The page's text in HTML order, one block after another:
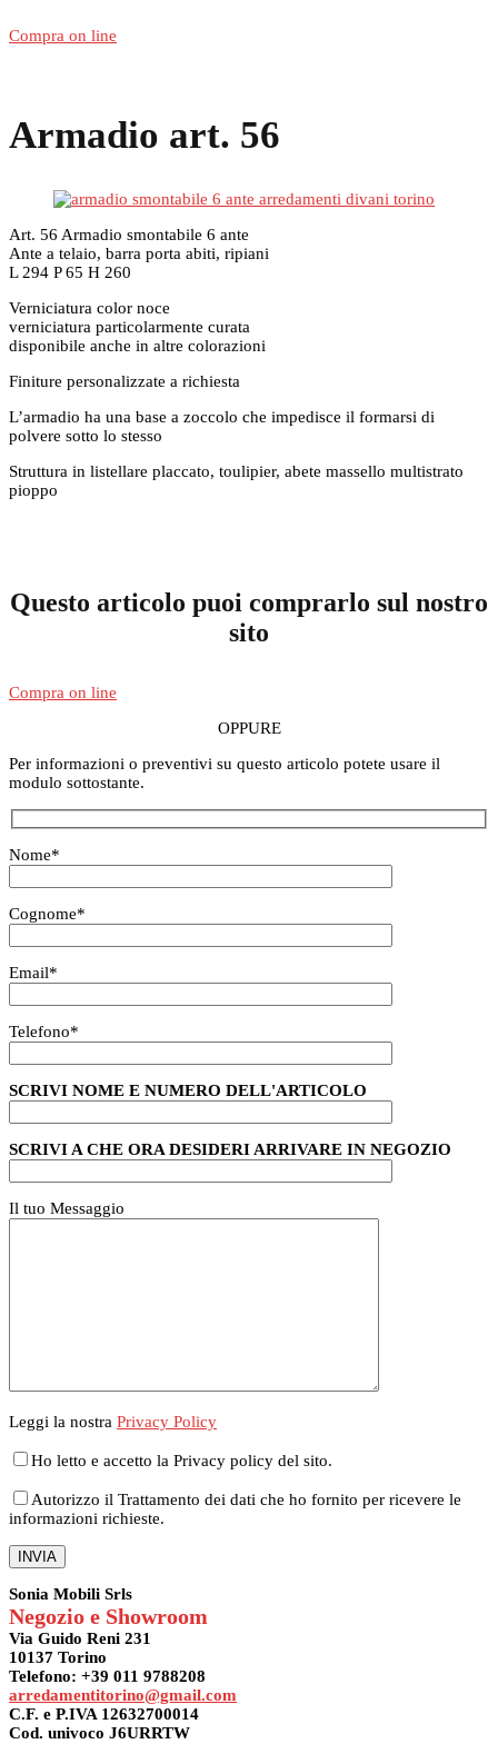
Compra on line
Armadio art. 56
Art. 56 Armadio smontabile 6 ante
Ante a telaio, barra porta abiti, ripiani
L 294 P 65 H 260
Verniciatura color noce
verniciatura particolarmente curata
disponibile anche in altre colorazioni
Finiture personalizzate a richiesta
L’armadio ha una base a zoccolo che impedisce il formarsi di
polvere sotto lo stesso
Struttura in listellare placcato, toulipier, abete massello multistrato
pioppo
Questo articolo puoi comprarlo sul nostro
sito
Compra on line
OPPURE
Per informazioni o preventivi su questo articolo potete usare il
modulo sottostante.
Nome*
Cognome*
Email*
Telefono*
SCRIVI NOME E NUMERO DELL'ARTICOLO
SCRIVI A CHE ORA DESIDERI ARRIVARE IN NEGOZIO
Il tuo Messaggio
Leggi la nostra Privacy Policy
Ho letto e accetto la Privacy policy del sito.
Autorizzo il Trattamento dei dati che ho fornito per ricevere le
informazioni richieste.
Sonia Mobili Srls
Negozio e Showroom
Via Guido Reni 231
10137 Torino
Telefono: +39 011 9788208
arredamentitorino@gmail.com
C.F. e P.IVA 12632700014
Cod. univoco J6URRTW